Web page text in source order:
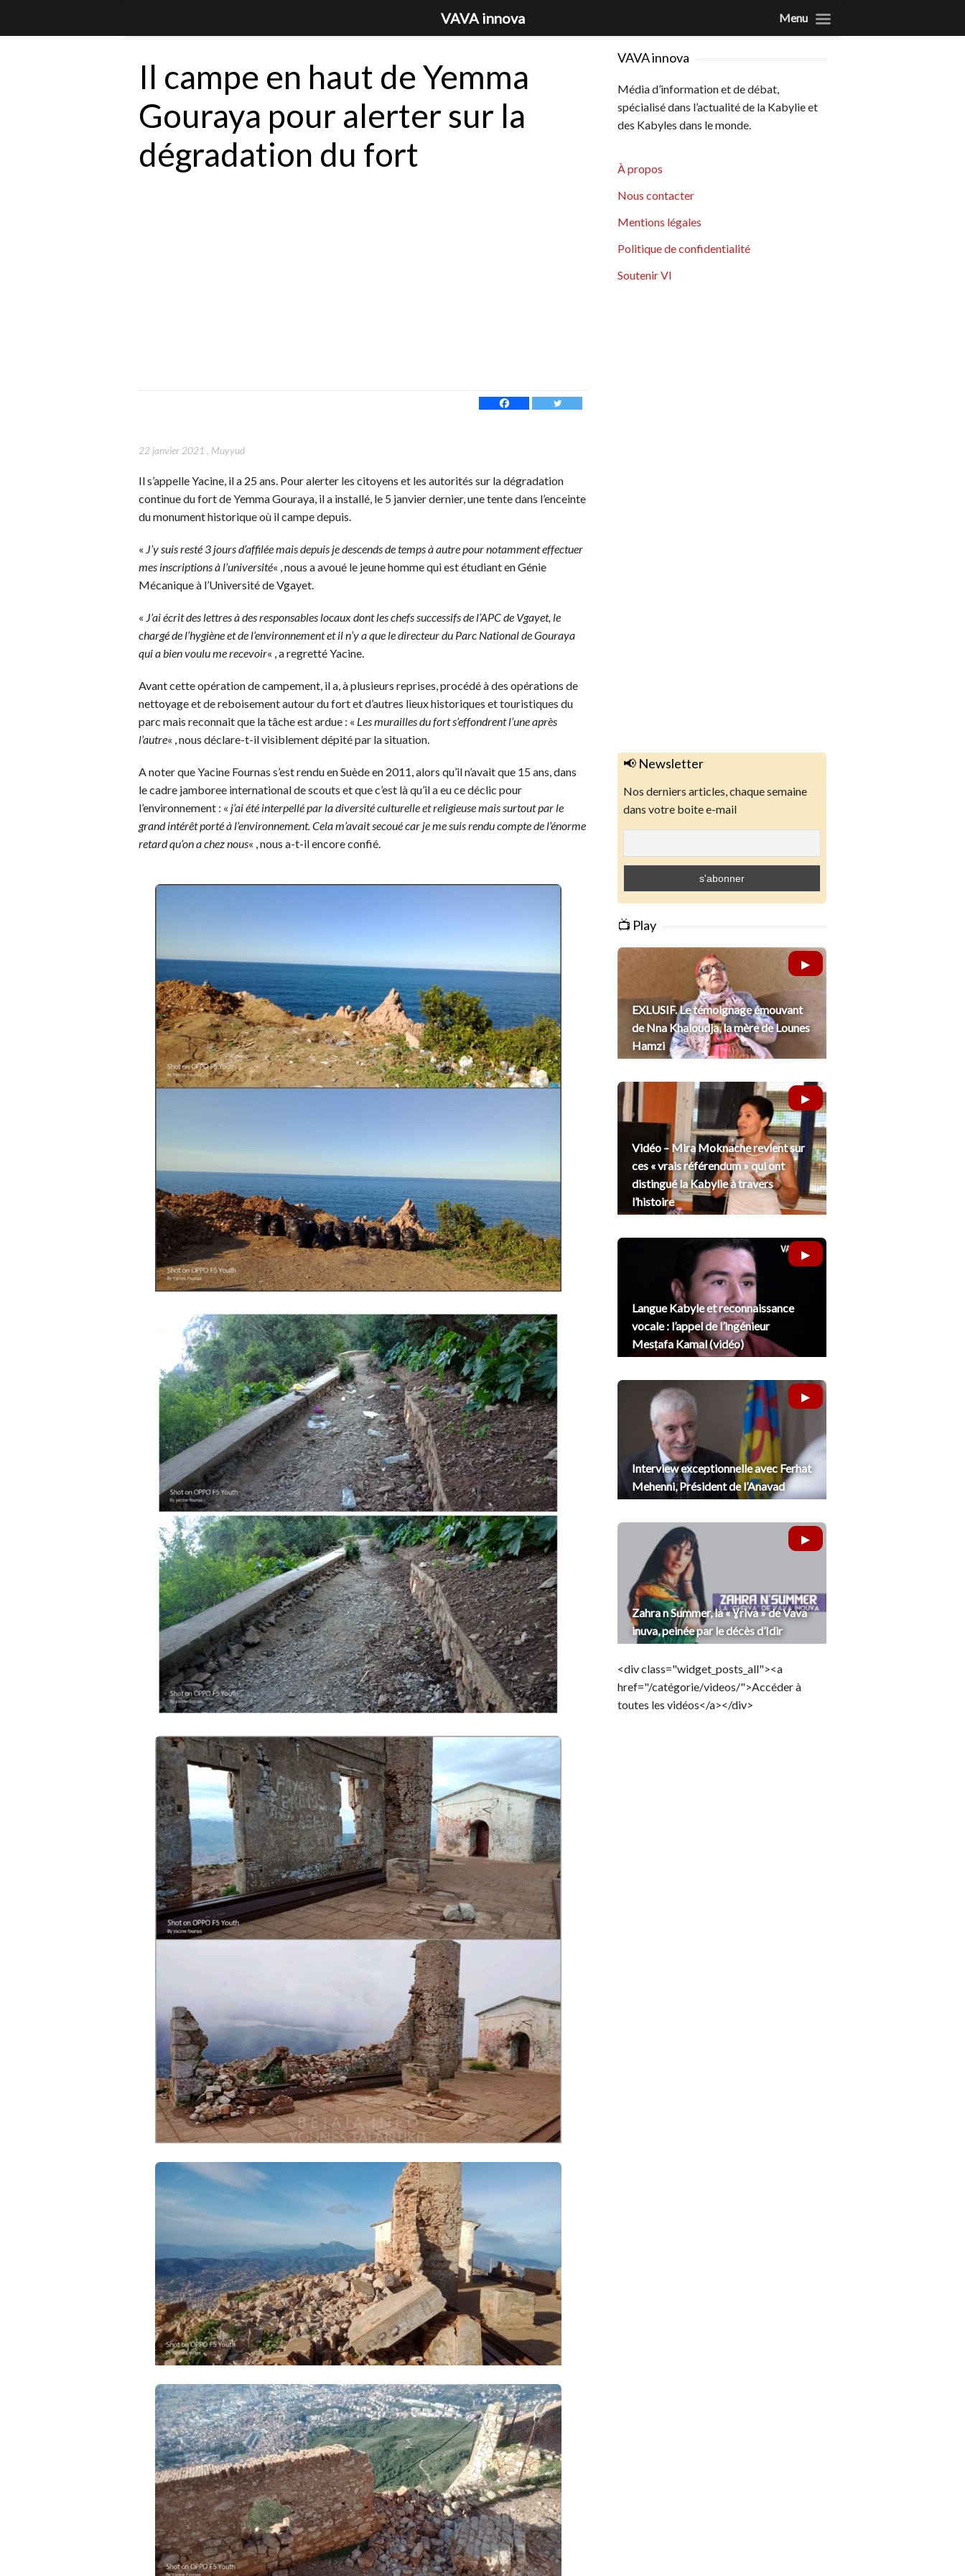
Il campe en haut de Yemma
Gouraya pour alerter sur la
dégradation du fort
22 janvier 2021 , Muyyud
Il s’appelle Yacine, il a 25 ans. Pour alerter les citoyens et les autorités sur la dégradation
continue du fort de Yemma Gouraya, il a installé, le 5 janvier dernier, une tente dans l’enceinte
du monument historique où il campe depuis.
« J’y suis resté 3 jours d’affilée mais depuis je descends de temps à autre pour notamment effectuer
mes inscriptions à l’université« , nous a avoué le jeune homme qui est étudiant en Génie
Mécanique à l’Université de Vgayet.
« J’ai écrit des lettres à des responsables locaux dont les chefs successifs de l’APC de Vgayet, le
chargé de l’hygiène et de l’environnement et il n’y a que le directeur du Parc National de Gouraya
qui a bien voulu me recevoir« , a regretté Yacine.
Avant cette opération de campement, il a, à plusieurs reprises, procédé à des opérations de
nettoyage et de reboisement autour du fort et d’autres lieux historiques et touristiques du
parc mais reconnait que la tâche est ardue : « Les murailles du fort s’effondrent l’une après
l’autre« , nous déclare-t-il visiblement dépité par la situation.
A noter que Yacine Fournas s’est rendu en Suède en 2011, alors qu’il n’avait que 15 ans, dans
le cadre jamboree international de scouts et que c’est là qu’il a eu ce déclic pour
l’environnement : « j’ai été interpellé par la diversité culturelle et religieuse mais surtout par le
grand intérêt porté à l’environnement. Cela m’avait secoué car je me suis rendu compte de l’énorme
retard qu’on a chez nous« , nous a-t-il encore confié.
VAVA innova
Média d’information et de débat,
spécialisé dans l’actualité de la Kabylie et
des Kabyles dans le monde.
À propos
Nous contacter
Mentions légales
Politique de confidentialité
Soutenir VI
📢 Newsletter
Nos derniers articles, chaque semaine
dans votre boite e-mail
📺 Play
EXLUSIF. Le témoignage émouvant
de Nna Khaloudja, la mère de Lounes
Hamzi
Vidéo – Mira Moknache revient sur
ces « vrais référendum » qui ont
distingué la Kabylie à travers
l’histoire
Langue Kabyle et reconnaissance
vocale : l’appel de l’ingénieur
Mesṭafa Kamal (vidéo)
Interview exceptionnelle avec Ferhat
Mehenni, Président de l’Anavad
Zahra n Summer, la « Ɣriva » de Vava
inuva, peinée par le décès d’Idir
<div class="widget_posts_all"><a
href="/catégorie/videos/">Accéder à
toutes les vidéos</a></div>
VAVA innova Menu